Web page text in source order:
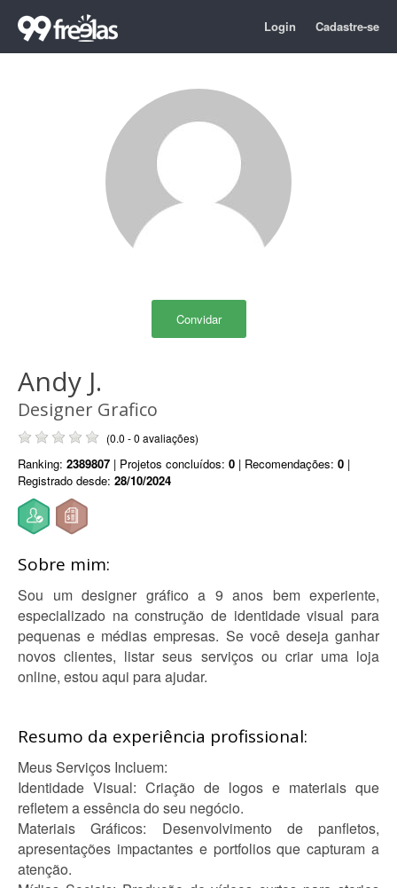
Login Cadastre-se
Convidar
Andy J.
Designer Grafico
(0.0 - 0 avaliações)
Ranking: 2389807 | Projetos concluídos: 0 | Recomendações: 0 |
Registrado desde: 28/10/2024
Sobre mim:
Sou um designer gráfico a 9 anos bem experiente,
especializado na construção de identidade visual para
pequenas e médias empresas. Se você deseja ganhar
novos clientes, listar seus serviços ou criar uma loja
online, estou aqui para ajudar.
Resumo da experiência profissional:
Meus Serviços Incluem:
Identidade Visual: Criação de logos e materiais que
refletem a essência do seu negócio.
Materiais Gráficos: Desenvolvimento de panfletos,
apresentações impactantes e portfolios que capturam a
atenção.